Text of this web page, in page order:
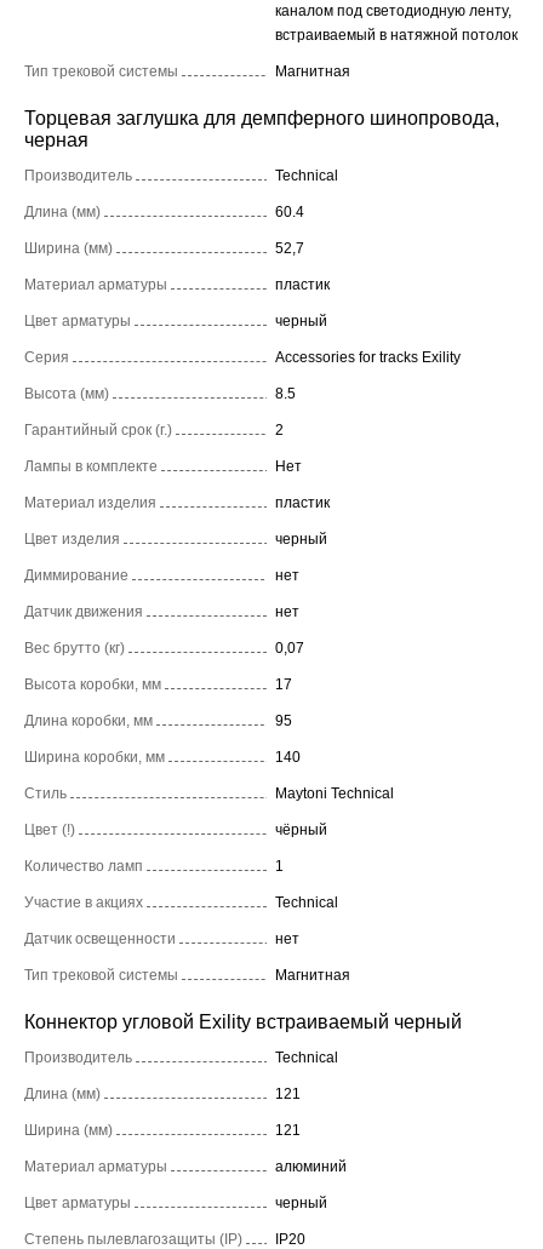
каналом под светодиодную ленту,
встраиваемый в натяжной потолок
Тип трековой системы Магнитная
Торцевая заглушка для демпферного шинопровода,
черная
Производитель Technical
Длина (мм) 60.4
Ширина (мм) 52,7
Материал арматуры пластик
Цвет арматуры черный
Серия Accessories for tracks Exility
Высота (мм) 8.5
Гарантийный срок (г.) 2
Лампы в комплекте Нет
Материал изделия пластик
Цвет изделия черный
Диммирование нет
Датчик движения нет
Вес брутто (кг) 0,07
Высота коробки, мм 17
Длина коробки, мм 95
Ширина коробки, мм 140
Стиль Maytoni Technical
Цвет (!) чёрный
Количество ламп 1
Участие в акциях Technical
Датчик освещенности нет
Тип трековой системы Магнитная
Коннектор угловой Exility встраиваемый черный
Производитель Technical
Длина (мм) 121
Ширина (мм) 121
Материал арматуры алюминий
Цвет арматуры черный
Степень пылевлагозащиты (IP) IP20